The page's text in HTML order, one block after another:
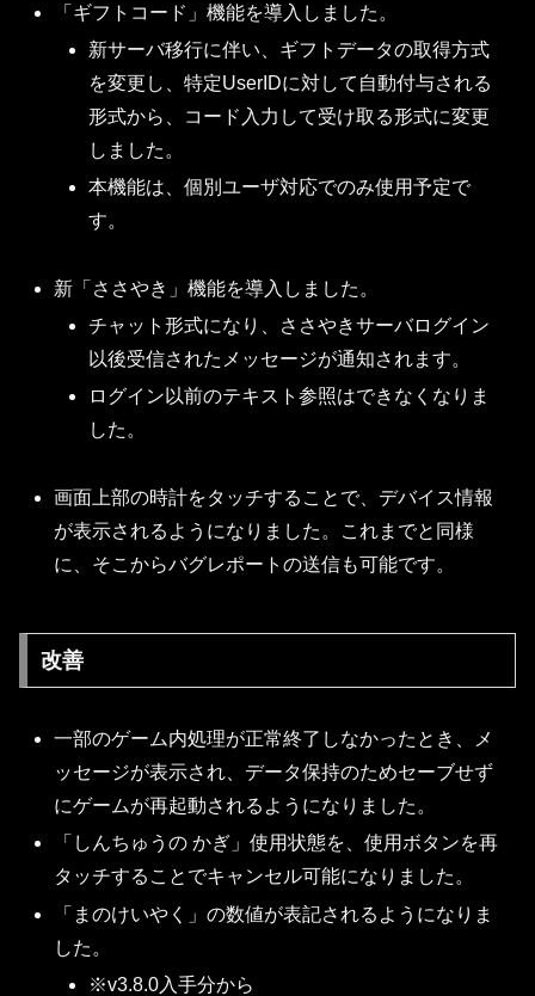
「ギフトコード」機能を導入しました。
新サーバ移行に伴い、ギフトデータの取得方式
を変更し、特定UserIDに対して自動付与される
形式から、コード入力して受け取る形式に変更
しました。
本機能は、個別ユーザ対応でのみ使用予定で
す。
新「ささやき」機能を導入しました。
チャット形式になり、ささやきサーバログイン
以後受信されたメッセージが通知されます。
ログイン以前のテキスト参照はできなくなりま
した。
画面上部の時計をタッチすることで、デバイス情報
が表示されるようになりました。これまでと同様
に、そこからバグレポートの送信も可能です。
改善
一部のゲーム内処理が正常終了しなかったとき、メ
ッセージが表示され、データ保持のためセーブせず
にゲームが再起動されるようになりました。
「しんちゅうの かぎ」使用状態を、使用ボタンを再
タッチすることでキャンセル可能になりました。
「まのけいやく」の数値が表記されるようになりま
した。
※v3.8.0入手分から